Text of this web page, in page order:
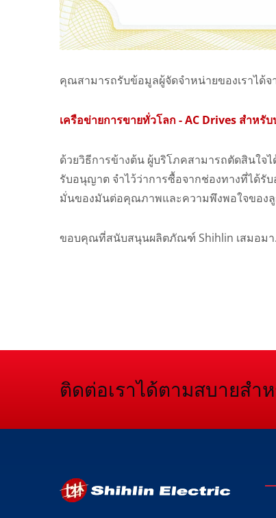
คุณสามารถรับข้อมูลผู้จัดจำหน่ายของเราได้จ
เครือข่ายการขายทั่วโลก - AC Drives สำห
ด้วยวิธีการข้างต้น ผู้บริโภคสามารถตัดสินใ
รับอนุญาต จำไว้ว่าการซื้อจากช่องทางที่ได้
มั่นของมันต่อคุณภาพและความพึงพอใจของ
ขอบคุณที่สนับสนุนผลิตภัณฑ์ Shihlin เสมอมา.
ติดต่อเราได้ตามสบายส